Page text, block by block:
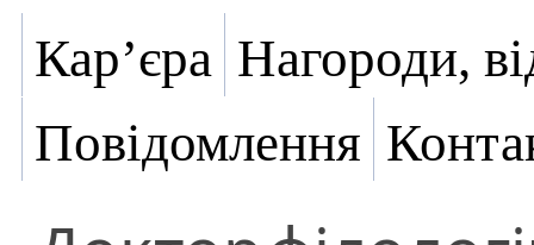
Кар’єра Нагороди,
Повідомлення